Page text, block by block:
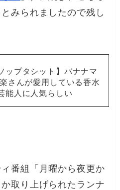
みられましたので残し
ップタシット】バナナマ
さんが愛用している香水
能人に人気らしい
番組「月曜から夜更か
取り上げられたランナ